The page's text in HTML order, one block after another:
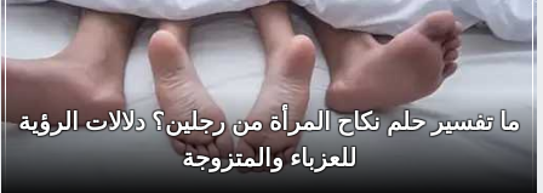
ما تفسير حلم نكاح المرأة من رجلين؟ دلالات الرؤية
للعزباء والمتزوجة